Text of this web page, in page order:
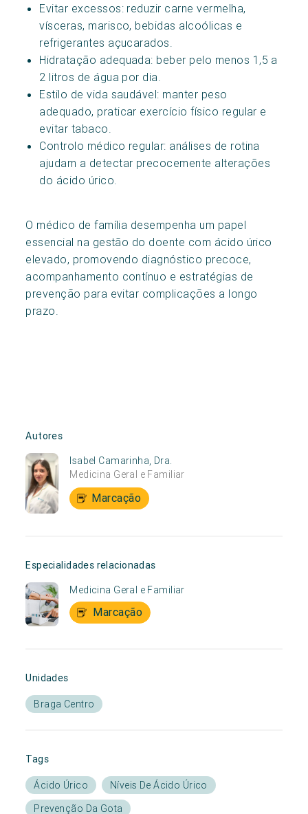
Evitar excessos: reduzir carne vermelha,
vísceras, marisco, bebidas alcoólicas e
refrigerantes açucarados.
Hidratação adequada: beber pelo menos 1,5 a
2 litros de água por dia.
Estilo de vida saudável: manter peso
adequado, praticar exercício físico regular e
evitar tabaco.
Controlo médico regular: análises de rotina
ajudam a detectar precocemente alterações
do ácido úrico.
O médico de família desempenha um papel
essencial na gestão do doente com ácido úrico
elevado, promovendo diagnóstico precoce,
acompanhamento contínuo e estratégias de
prevenção para evitar complicações a longo
prazo.
Autores
Isabel Camarinha, Dra.
Medicina Geral e Familiar
Marcação
Especialidades relacionadas
Medicina Geral e Familiar
Marcação
Unidades
Braga Centro
Tags
Ácido Úrico
Níveis De Ácido Úrico
Prevenção Da Gota